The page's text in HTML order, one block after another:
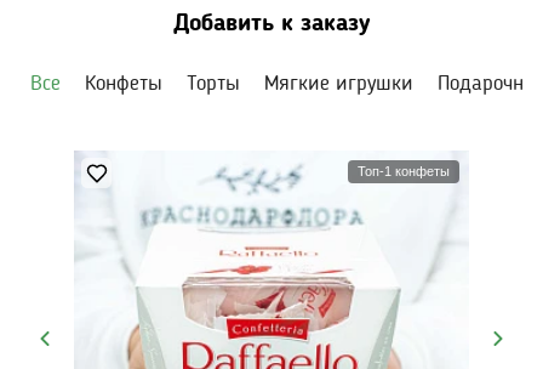
Добавить к заказу
Все Конфеты Торты Мягкие игрушки
Топ-1 конфеты